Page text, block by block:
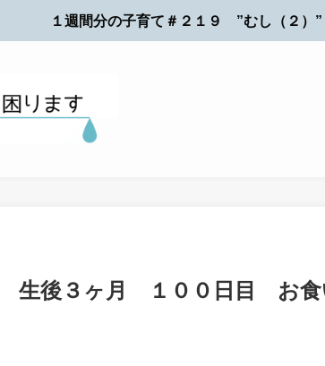
１週間分の子育て＃２１９ ”むし（２）
生後３ヶ月 １００日目 お食